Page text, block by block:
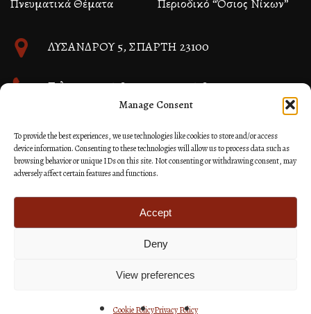
Manage Consent
To provide the best experiences, we use technologies like cookies to store and/or access
device information. Consenting to these technologies will allow us to process data such as
browsing behavior or unique IDs on this site. Not consenting or withdrawing consent, may
adversely affect certain features and functions.
Accept
Deny
View preferences
Cookie PolicyPrivacy Policy
Πνευματικά Θέματα
Περιοδικό “Όσιος Νίκων”
ΛΥΣΑΝΔΡΟΥ 5, ΣΠΑΡΤΗ 23100
Τηλ. 27310 26580 και 27310 26581
Κατασκευή Ιστοσελίδων Site as you GO: Falcon από
Hellenic Technologies